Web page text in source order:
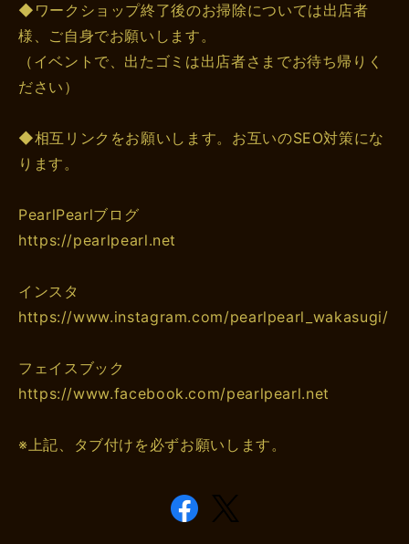
◆ワークショップ終了後のお掃除については出店者
様、ご自身でお願いします。
（イベントで、出たゴミは出店者さまでお待ち帰りく
ださい）
◆相互リンクをお願いします。お互いのSEO対策にな
ります。
PearlPearlブログ
https://pearlpearl.net
インスタ
https://www.instagram.com/pearlpearl_wakasugi/
フェイスブック
https://www.facebook.com/pearlpearl.net
※上記、タブ付けを必ずお願いします。